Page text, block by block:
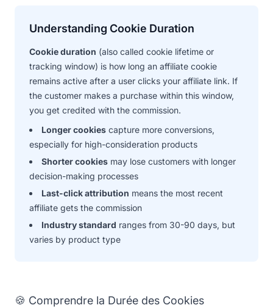
Understanding Cookie Duration
Cookie duration (also called cookie lifetime or
tracking window) is how long an affiliate cookie
remains active after a user clicks your affiliate link. If
the customer makes a purchase within this window,
you get credited with the commission.
Longer cookies capture more conversions,
especially for high-consideration products
Shorter cookies may lose customers with longer
decision-making processes
Last-click attribution means the most recent
affiliate gets the commission
Industry standard ranges from 30-90 days, but
varies by product type
🍪 Comprendre la Durée des Cookies